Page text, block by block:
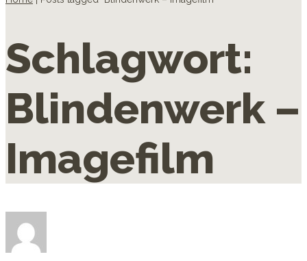
Schlagwort:
Blindenwerk –
Imagefilm